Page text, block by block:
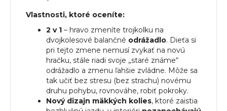
Vlastnosti, ktoré oceníte:
2 v 1 – hravo zmeníte trojkolku na
dvojkolesové balančné odrážadlo. Dieťa si
pri tejto zmene nemusí zvykať na novú
hračku, stále riadi svoje „staré známe“
odrážadlo a zmenu ľahšie zvládne. Môže sa
tak učiť bez stresu (bez strachu) novému
druhu pohybu, rovnováhe, robiť pokroky.
Nový dizajn mäkkých kolies, ktoré zaistia